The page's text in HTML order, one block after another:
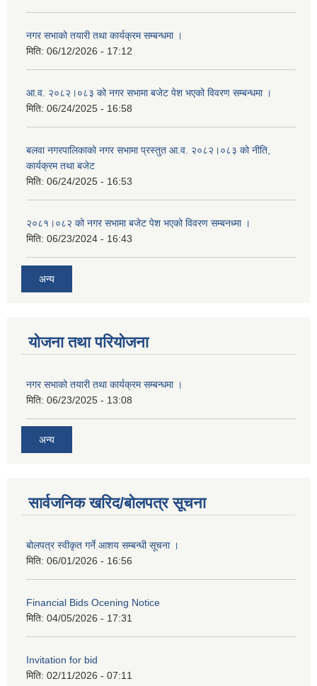
नगर सभाको तयारी तथा कार्यक्रम सम्बन्धमा ।
मिति: 06/12/2026 - 17:12
आ.व. २०८२।०८३ को नगर सभामा बजेट पेश भएको विवरण सम्बन्धमा ।
मिति: 06/24/2025 - 16:58
बलवा नगरपालिकाको नगर सभामा प्रस्तुत आ.व. २०८२।०८३ को नीति,
कार्यक्रम तथा बजेट
मिति: 06/24/2025 - 16:53
२०८१।०८२ को नगर सभामा बजेट पेश भएको विवरण सम्बनध्मा ।
मिति: 06/23/2024 - 16:43
अन्य
योजना तथा परियोजना
नगर सभाको तयारी तथा कार्यक्रम सम्बन्धमा ।
मिति: 06/23/2025 - 13:08
अन्य
सार्वजनिक खरिद/बोलपत्र सूचना
बोलपत्र स्वीकृत गर्ने आशय सम्बन्धी सूचना ।
मिति: 06/01/2026 - 16:56
Financial Bids Ocening Notice
मिति: 04/05/2026 - 17:31
Invitation for bid
मिति: 02/11/2026 - 07:11